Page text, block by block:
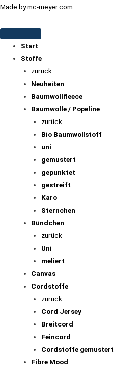
Made by mc-meyer.com
Start
Stoffe
zurück
Neuheiten
Baumwollfleece
Baumwolle / Popeline
zurück
Bio Baumwollstoff
uni
gemustert
gepunktet
gestreift
Karo
Sternchen
Bündchen
zurück
Uni
meliert
Canvas
Cordstoffe
zurück
Cord Jersey
Breitcord
Feincord
Cordstoffe gemustert
Fibre Mood